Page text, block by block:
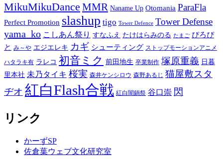
MikuMikuDance MMR Naname Up Otomania ParaFla
Perfect Promotion slashup tigo Tower Defence Tower Defense
yama_ko こしあん祭り すなふえ たけはらみのる たまご ぴろぴ
と み～や エジエレキ カギ シューティング ストップモーションアニメ
ハタラキ有 ラレコ 初音ミク 前田地生 卒業制作 塚原重義 日暮
里本社 未乃タイキ 桜実 森井ケンシロウ 森野あるじ 猫屋敷スタ
ヂオ 紅白Flash合戦 紅白闇鍋祭 谷口崇 閃
リンク
かーずSP
佐倉葉ウェブ文化研究室